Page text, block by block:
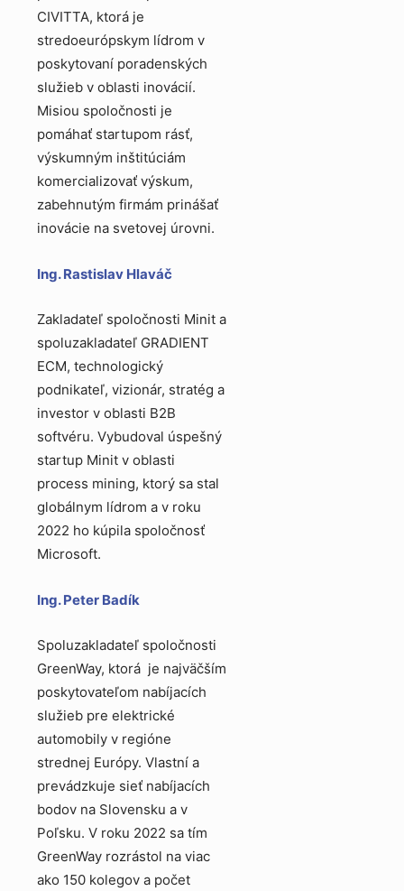
CIVITTA, ktorá je
stredoeurópskym lídrom v
poskytovaní poradenských
služieb v oblasti inovácií.
Misiou spoločnosti je
pomáhať startupom rásť,
výskumným inštitúciám
komercializovať výskum,
zabehnutým firmám prinášať
inovácie na svetovej úrovni.
Ing. Rastislav Hlaváč
Zakladateľ spoločnosti Minit a
spoluzakladateľ GRADIENT
ECM, technologický
podnikateľ, vizionár, stratég a
investor v oblasti B2B
softvéru. Vybudoval úspešný
startup Minit v oblasti
process mining, ktorý sa stal
globálnym lídrom a v roku
2022 ho kúpila spoločnosť
Microsoft.
Ing. Peter Badík
Spoluzakladateľ spoločnosti
GreenWay, ktorá je najväčším
poskytovateľom nabíjacích
služieb pre elektrické
automobily v regióne
strednej Európy. Vlastní a
prevádzkuje sieť nabíjacích
bodov na Slovensku a v
Poľsku. V roku 2022 sa tím
GreenWay rozrástol na viac
ako 150 kolegov a počet